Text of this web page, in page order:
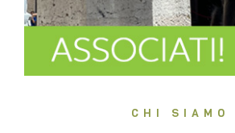
CHI SIAMO